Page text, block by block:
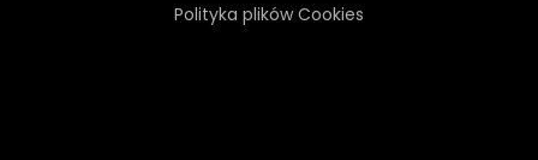
Polityka plików Cookies